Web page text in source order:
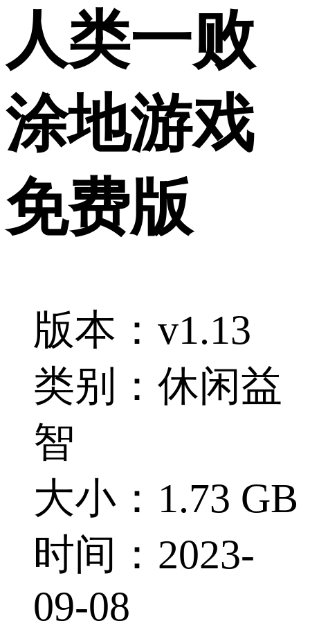
人类一败
涂地游戏
免费版
版本：v1.13
类别：休闲益
智
大小：1.73 GB
时间：2023-
09-08